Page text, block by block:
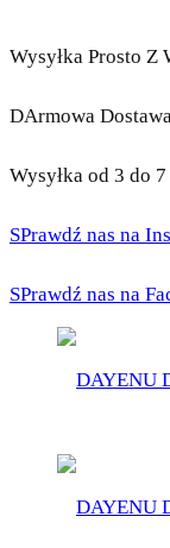
Wysyłka Prosto Z
DArmowa
Wysyłka od 3 do
SPrawdź nas na
SPrawdź nas na